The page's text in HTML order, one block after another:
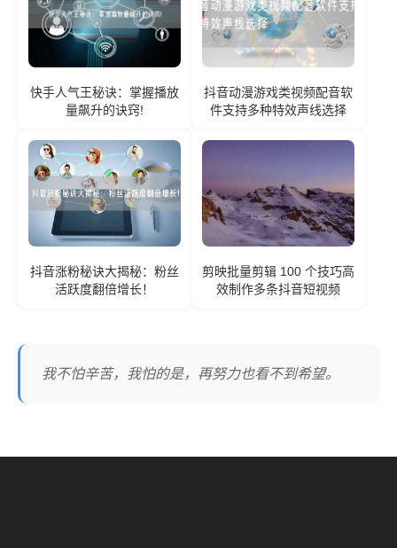
快手人气王秘诀：掌握播放
量飙升的诀窍!
抖音动漫游戏类视频配音软
件支持多种特效声线选择
抖音涨粉秘诀大揭秘：粉丝
活跃度翻倍增长！
剪映批量剪辑 100 个技巧高
效制作多条抖音短视频
我不怕辛苦，我怕的是，再努力也看不到希望。